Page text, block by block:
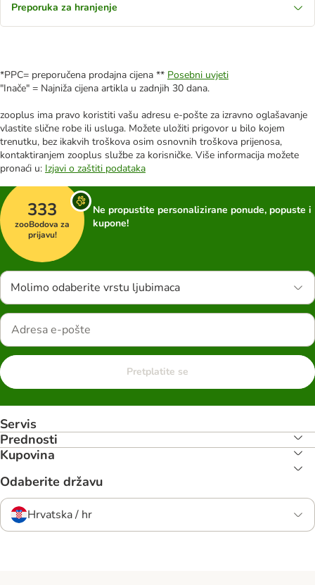
Preporuka za hranjenje
*PPC= preporučena prodajna cijena ** Posebni uvjeti
"Inače" = Najniža cijena artikla u zadnjih 30 dana.
zooplus ima pravo koristiti vašu adresu e-pošte za izravno oglašavanje
vlastite slične robe ili usluga. Možete uložiti prigovor u bilo kojem
trenutku, bez ikakvih troškova osim osnovnih troškova prijenosa,
kontaktiranjem zooplus službe za korisničke. Više informacija možete
pronaći u: Izjavi o zaštiti podataka
333
zooBodova za
prijavu!
Ne propustite personalizirane ponude, popuste i
kupone!
Molimo odaberite vrstu ljubimaca
Pretplatite se
Servis
Prednosti
Kupovina
Odaberite državu
Hrvatska / hr